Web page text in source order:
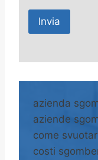
A
e
n
a
azienda
aziende
come
costi